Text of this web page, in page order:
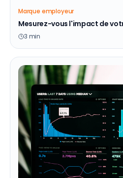
Marque employeur
Mesurez-vous l'impact de
3 min